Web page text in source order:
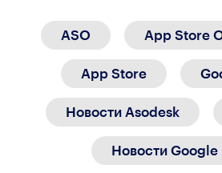
ASO App Store
App Store
Новости Asodesk
Новости Google